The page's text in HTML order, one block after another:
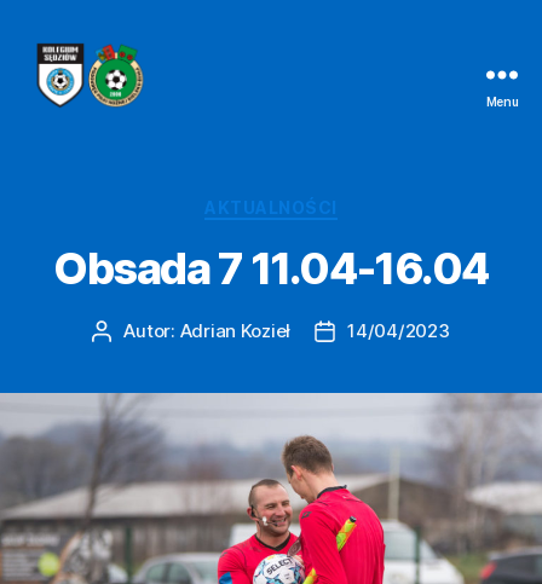
Menu
Kategorie
AKTUALNOŚCI
Obsada 7 11.04-16.04
AutorAutor: Adrian Kozieł
Data14/04/2023